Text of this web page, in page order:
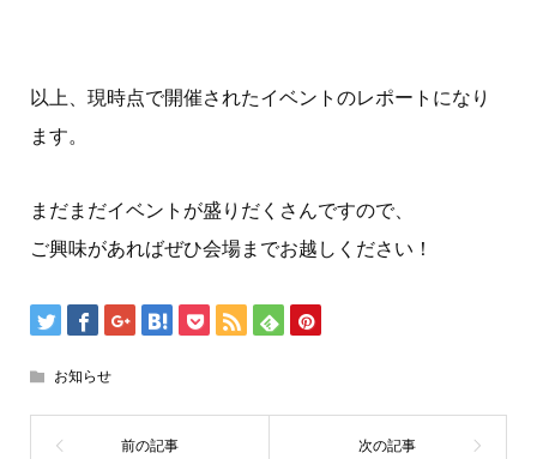
以上、現時点で開催されたイベントのレポートになり
ます。
まだまだイベントが盛りだくさんですので、
ご興味があればぜひ会場までお越しください！
お知らせ